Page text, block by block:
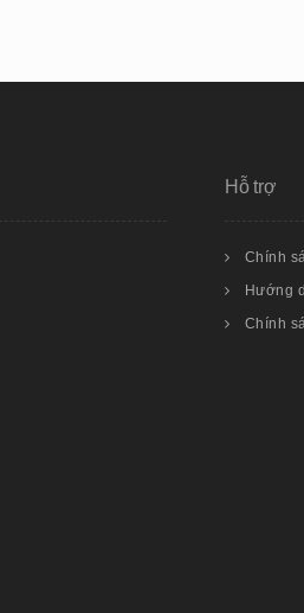
Hỗ trợ
Chính
Hướng
Chính